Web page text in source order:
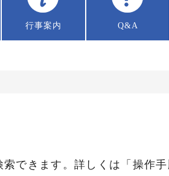
行事案内 Q&A
できます。詳しくは「操作